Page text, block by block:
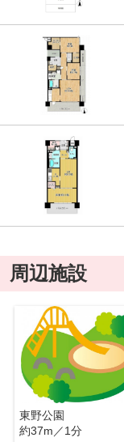
周辺施設
東野公園
約37m／1分